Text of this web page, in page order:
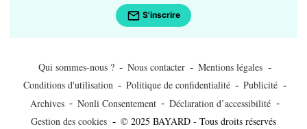
S'inscrire
Qui sommes-nous ? - Nous contacter - Mentions légales -
Conditions d'utilisation - Politique de confidentialité - Publicité -
Archives - Nonli Consentement - Déclaration d’accessibilité -
Gestion des cookies - © 2025 BAYARD - Tous droits réservés